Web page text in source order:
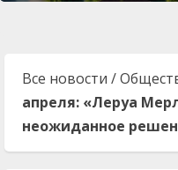
Все новости /
апреля: «Леруа
неожиданное